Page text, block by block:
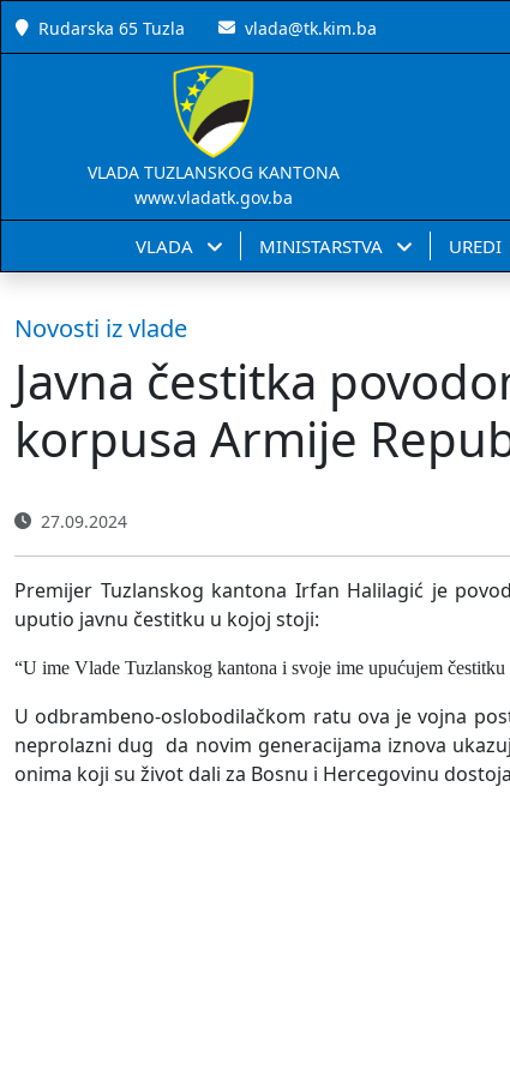
Rudarska 65 Tuzla vlada@tk.kim.ba
VLADA TUZLANSKOG KANTONA
www.vladatk.gov.ba
VLADA MINISTARSTVA UREDI
Novosti iz vlade
Javna čestitka
korpusa Armije
27.09.2024
Premijer Tuzlanskog kantona Irfan Halilagić je
uputio javnu čestitku u kojoj stoji:
“U ime Vlade Tuzlanskog kantona i svoje ime upućujem
U odbrambeno-oslobodilačkom ratu ova je vojna
neprolazni dug da novim generacijama iznova
onima koji su život dali za Bosnu i Hercegovinu